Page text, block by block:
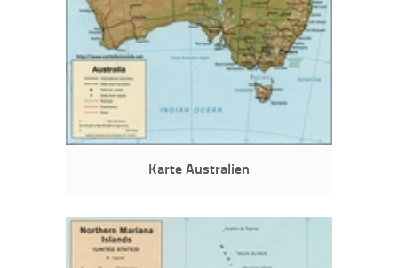
Karte Australien